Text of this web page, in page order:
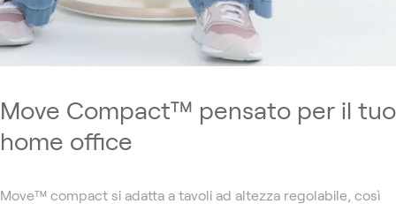
Move Compact™ pensato per il tuo
home office
Move™ compact si adatta a tavoli ad altezza regolabile, così